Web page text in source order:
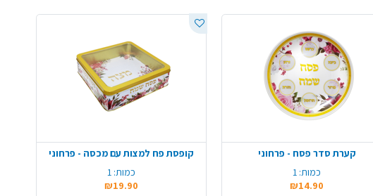
קערת סדר פסח - פרחוני
כמות: 1
₪14.90
קופסת פח למצות עם מכסה - פרחוני
כמות: 1
₪19.90